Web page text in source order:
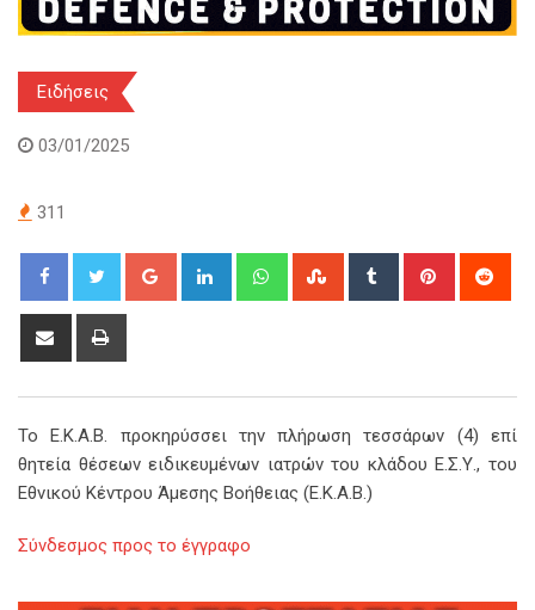
Ειδήσεις
03/01/2025
311
Google+ LinkedIn WhatsappStumbleUpon
Tumblr Pinterest
Share
Το Ε.Κ.Α.Β. προκηρύσσει την πλήρωση τεσσάρων (4) επί
θητεία θέσεων ειδικευμένων ιατρών του κλάδου Ε.Σ.Υ., του
Εθνικού Κέντρου Άμεσης Βοήθειας (Ε.Κ.Α.Β.)
Σύνδεσμος προς το έγγραφο